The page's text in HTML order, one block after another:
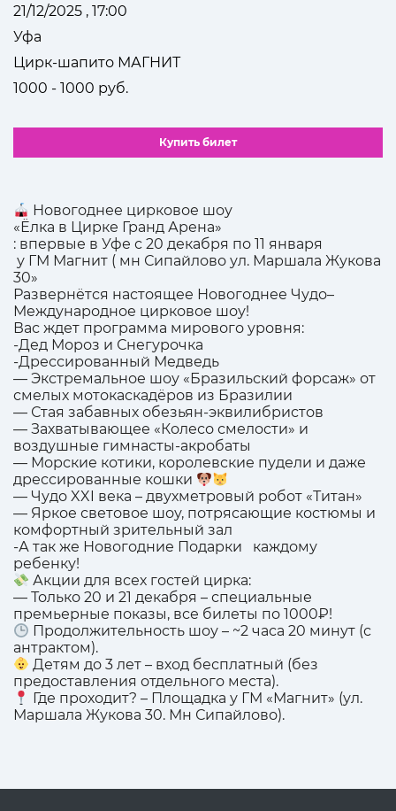
21/12/2025 , 17:00
Уфа
Цирк-шапито МАГНИТ
1000 - 1000 руб.
Купить билет
Новогоднее цирковое шоу
«Ёлка в Цирке Гранд Арена»
: впервые в Уфе с 20 декабря по 11 января
у ГМ Магнит ( мн Сипайлово ул. Маршала Жукова
30»
Развернётся настоящее Новогоднее Чудо–
Международное цирковое шоу!
Вас ждет программа мирового уровня:
-Дед Мороз и Снегурочка
-Дрессированный Медведь
— Экстремальное шоу «Бразильский форсаж» от
смелых мотокаскадёров из Бразилии
— Стая забавных обезьян-эквилибристов
— Захватывающее «Колесо смелости» и
воздушные гимнасты-акробаты
— Морские котики, королевские пудели и даже
дрессированные кошки
— Чудо XXI века – двухметровый робот «Титан»
— Яркое световое шоу, потрясающие костюмы и
комфортный зрительный зал
-А так же Новогодние Подарки каждому
ребенку!
Акции для всех гостей цирка:
— Только 20 и 21 декабря – специальные
премьерные показы, все билеты по 1000₽!
Продолжительность шоу – ~2 часа 20 минут (с
антрактом).
Детям до 3 лет – вход бесплатный (без
предоставления отдельного места).
Где проходит? – Площадка у ГМ «Магнит» (ул.
Маршала Жукова 30. Мн Сипайлово).